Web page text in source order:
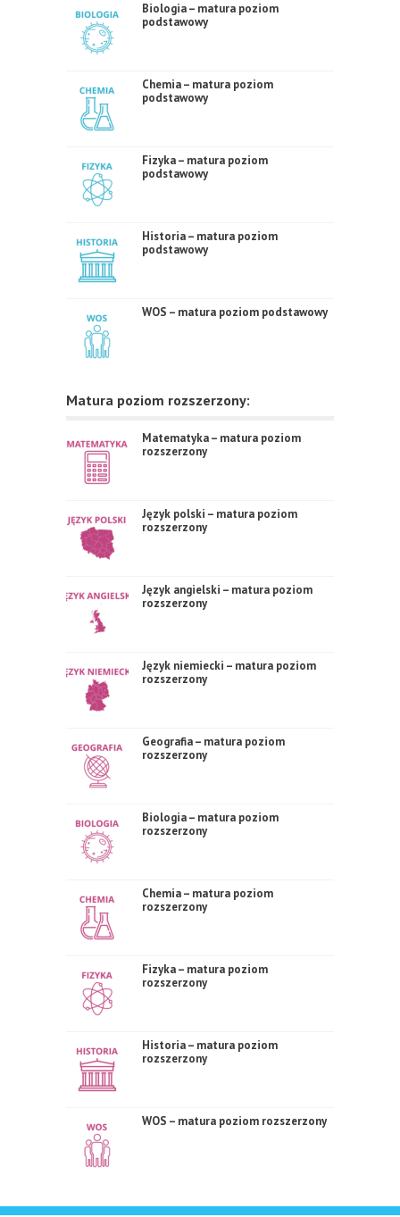
Biologia – matura poziom
podstawowy
Chemia – matura poziom
podstawowy
Fizyka – matura poziom
podstawowy
Historia – matura poziom
podstawowy
WOS – matura poziom podstawowy
Matura poziom rozszerzony:
Matematyka – matura poziom
rozszerzony
Język polski – matura poziom
rozszerzony
Język angielski – matura poziom
rozszerzony
Język niemiecki – matura poziom
rozszerzony
Geografia – matura poziom
rozszerzony
Biologia – matura poziom
rozszerzony
Chemia – matura poziom
rozszerzony
Fizyka – matura poziom
rozszerzony
Historia – matura poziom
rozszerzony
WOS – matura poziom rozszerzony